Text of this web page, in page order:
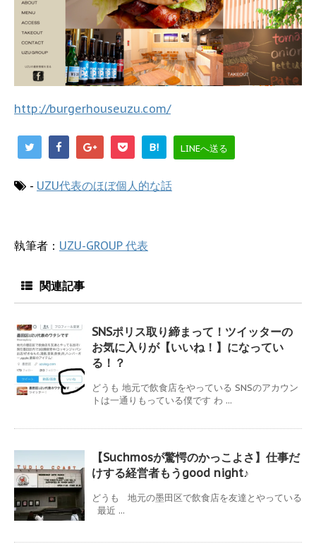
http://burgerhouseuzu.com/
B! LINEへ送る
- UZU代表のほぼ個人的な話
執筆者： UZU-GROUP 代表
関連記事
SNSポリス取り締まって！ツイッターの
お気に入りが【いいね！】になってい
る！？
どうも 地元で飲食店をやっている SNSのアカウン
トは一通りもっている僕です わ ...
【Suchmosが驚愕のかっこよさ】仕事だ
けする経営者もうgood night♪
どうも 地元の墨田区で飲食店を友達とやっている
最近 ...